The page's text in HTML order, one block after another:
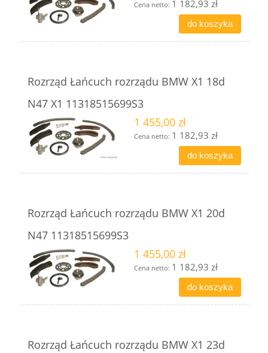
Cena netto: 1 182,93 zł
do koszyka
Rozrząd Łańcuch rozrządu BMW X1 18d
N47 X1 11318515699S3
1 455,00 zł
Cena netto: 1 182,93 zł
do koszyka
Rozrząd Łańcuch rozrządu BMW X1 20d
N47 11318515699S3
1 455,00 zł
Cena netto: 1 182,93 zł
do koszyka
Rozrząd Łańcuch rozrządu BMW X1 23d